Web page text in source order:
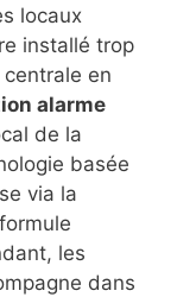
locaux
installé trop
en
alarme
de la
basée
via la
les
dans